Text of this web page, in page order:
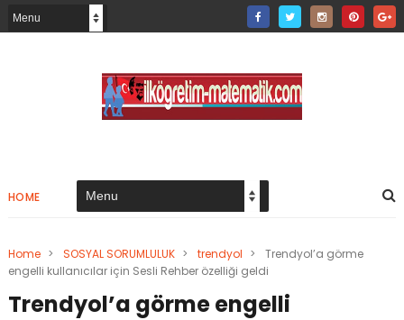
HOME
Home > SOSYAL SORUMLULUK > trendyol >
Trendyol’a görme
engelli kullanıcılar için Sesli Rehber özelliği geldi
Trendyol’a görme engelli